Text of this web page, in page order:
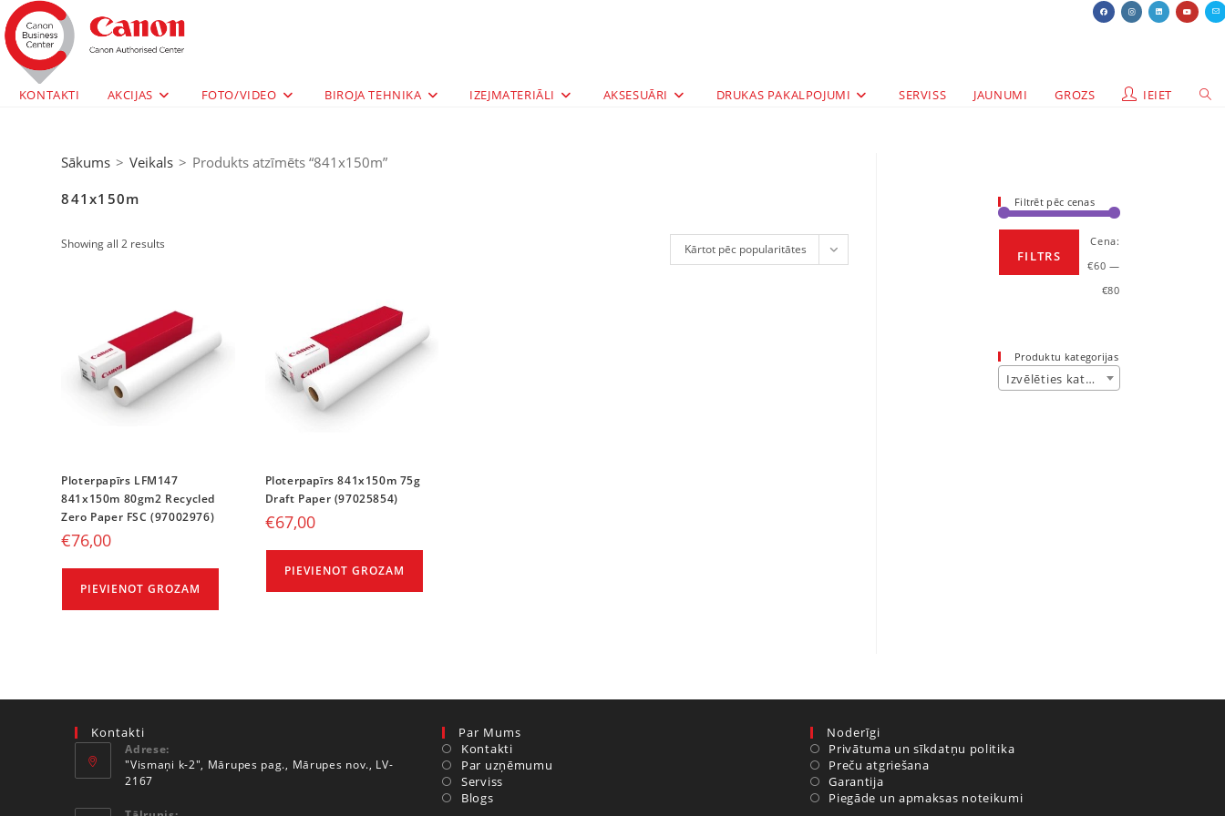
KONTAKTI AKCIJAS FOTO/VIDEO BIROJA TEHNIKA IZEJMATERIĀLI AKSESUĀRI DRUKAS PAKALPOJUMI SERVISS JAUNUMI GROZS IEIET
Sākums > Veikals > Produkts atzīmēts “841x150m”
841x150m
Showing all 2 results Kārtot pēc popularitātes
Ploterpapīrs LFM147
841x150m 80gm2 Recycled
Zero Paper FSC (97002976)
€76,00
PIEVIENOT GROZAM
Ploterpapīrs 841x150m 75g
Draft Paper (97025854)
€67,00
PIEVIENOT GROZAM
Filtrēt pēc cenas
FILTRS
Cena:
€60 —
€80
Produktu kategorijas
Izvēlēties kategoriju
Kontakti
Adrese:
"Vismaņi k-2", Mārupes pag., Mārupes nov., LV-
2167
Par Mums
Kontakti
Par uzņēmumu
Serviss
Blogs
Noderīgi
Privātuma un sīkdatņu politika
Preču atgriešana
Garantija
Piegāde un apmaksas noteikumi